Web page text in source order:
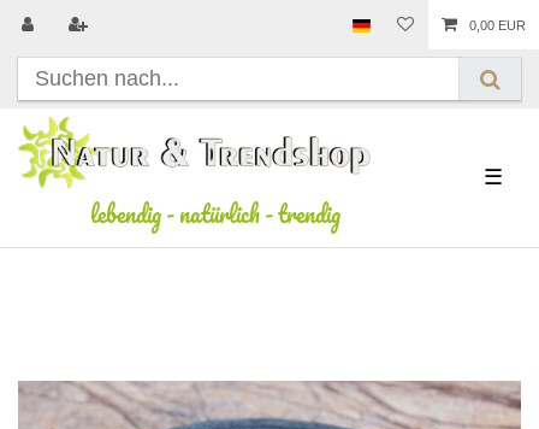
0,00 EUR
lebendig-natürlich-trendig
☰